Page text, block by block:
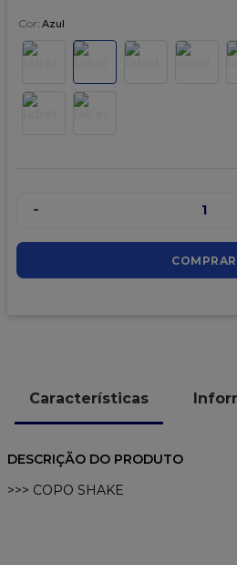
Cor: Azul
- 1
COMPRAR
Características
DESCRIÇÃO DO PRODUTO
>>> COPO SHAKE